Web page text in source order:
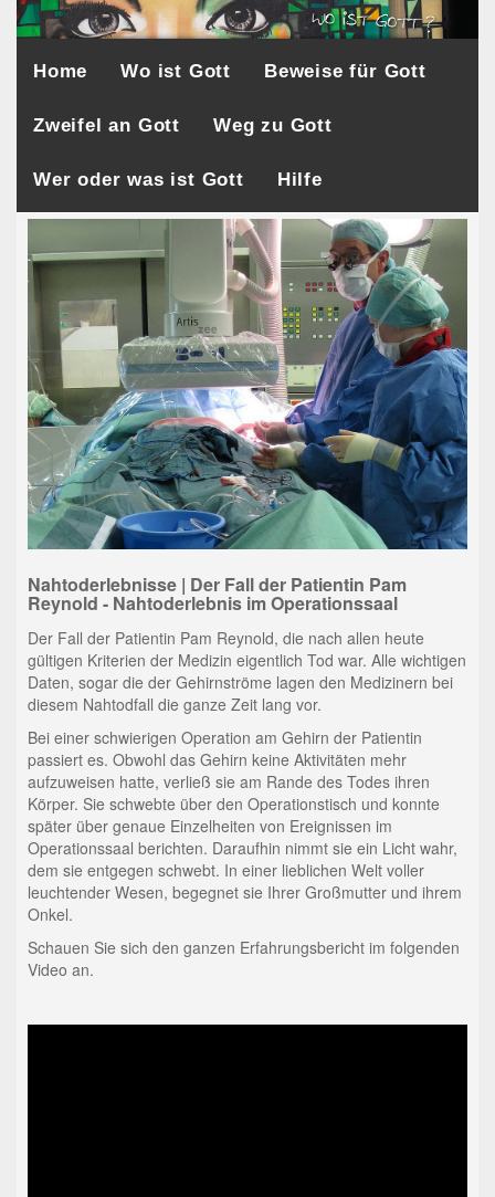
Home Wo ist Gott Beweise für Gott
Zweifel an Gott Weg zu Gott
Wer oder was ist Gott Hilfe
Nahtoderlebnisse | Der Fall der Patientin Pam
Reynold - Nahtoderlebnis im Operationssaal
Der Fall der Patientin Pam Reynold, die nach allen heute
gültigen Kriterien der Medizin eigentlich Tod war. Alle wichtigen
Daten, sogar die der Gehirnströme lagen den Medizinern bei
diesem Nahtodfall die ganze Zeit lang vor.
Bei einer schwierigen Operation am Gehirn der Patientin
passiert es. Obwohl das Gehirn keine Aktivitäten mehr
aufzuweisen hatte, verließ sie am Rande des Todes ihren
Körper. Sie schwebte über den Operationstisch und konnte
später über genaue Einzelheiten von Ereignissen im
Operationssaal berichten. Daraufhin nimmt sie ein Licht wahr,
dem sie entgegen schwebt. In einer lieblichen Welt voller
leuchtender Wesen, begegnet sie Ihrer Großmutter und ihrem
Onkel.
Schauen Sie sich den ganzen Erfahrungsbericht im folgenden
Video an.